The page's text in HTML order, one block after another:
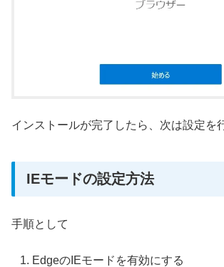
インストールが完了したら、次は設定を
IEモードの設定方法
手順として
EdgeのIEモードを有効にする